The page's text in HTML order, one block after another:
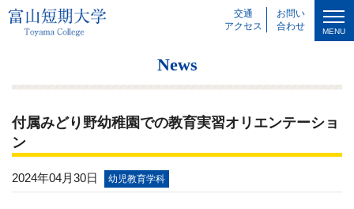
交通
アクセス
お問い
合わせ
MENU
News
付属みどり野幼稚園での教育実習オリエンテーショ
ン
2024年04月30日 幼児教育学科